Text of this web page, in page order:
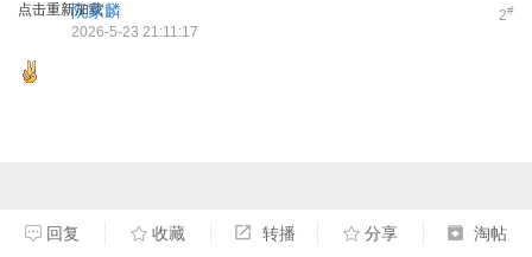
点击重新加载 2#
阮家麟
2026-5-23 21:11:17
回复 收藏 转播 分享 淘帖